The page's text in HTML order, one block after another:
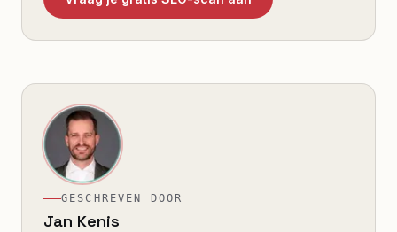
GESCHREVEN DOOR
Jan Kenis